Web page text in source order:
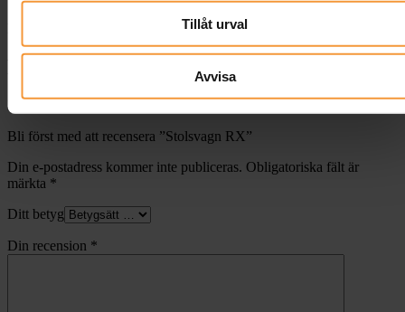
Tillåt urval
Avvisa
Det finns inga recensioner än.
Bli först med att recensera ”Stolsvagn RX”
Din e-postadress kommer inte publiceras. Obligatoriska fält är
märkta *
Ditt betyg
Din recension *